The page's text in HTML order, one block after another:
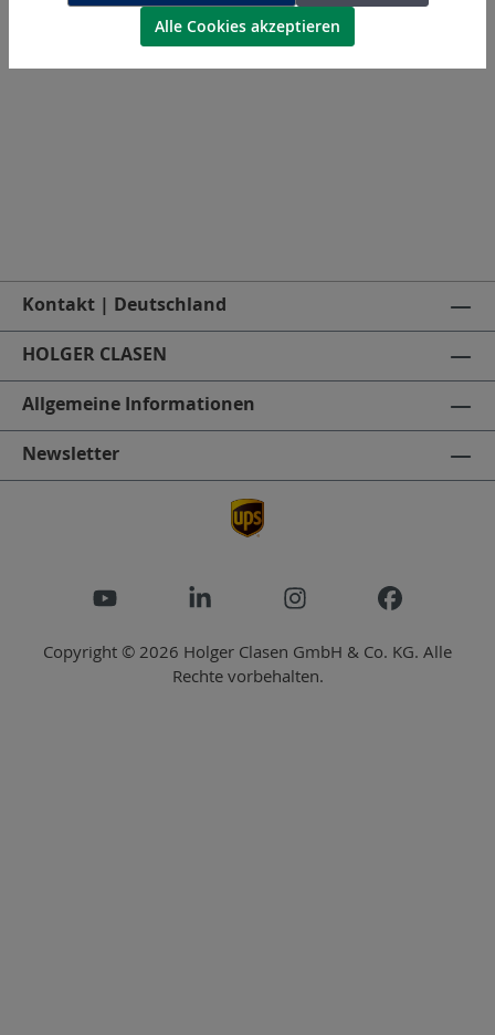
SMT58-S-60
Kontakt | Deutschland
HOLGER CLASEN
Allgemeine Informationen
Newsletter
Copyright © 2026 Holger Clasen GmbH & Co. KG. Alle
Rechte vorbehalten.
Alle Cookies akzeptieren